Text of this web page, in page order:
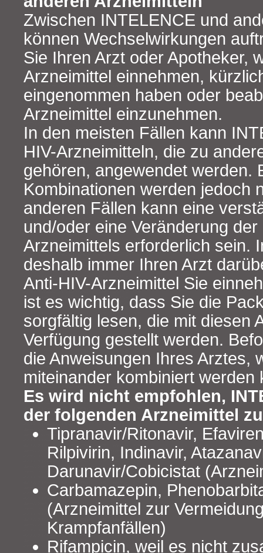
Zwischen INTELENCE und
können Wechselwirkungen
Sie Ihren Arzt oder Apotheker,
Arzneimittel einnehmen,
eingenommen haben oder
Arzneimittel einzunehmen.
In den meisten Fällen kann
HIV-Arzneimitteln, die zu
gehören, angewendet werden.
Kombinationen werden jedoch
anderen Fällen kann eine
und/oder eine Veränderung
Arzneimittels erforderlich sein.
deshalb immer Ihren Arzt
Anti-HIV-Arzneimittel Sie
ist es wichtig, dass Sie die
sorgfältig lesen, die mit diesen
Verfügung gestellt werden.
die Anweisungen Ihres Arztes,
miteinander kombiniert werden
Es wird nicht empfohlen,
der folgenden Arzneimittel
Tipranavir/Ritonavir,
Rilpivirin, Indinavir,
Darunavir/Cobicistat
Carbamazepin,
(Arzneimittel zur
Krampfanfällen)
Rifampicin, weil es nicht